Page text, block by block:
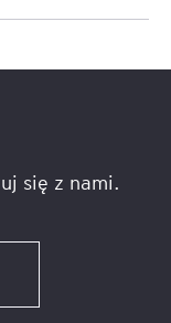
się z nami.